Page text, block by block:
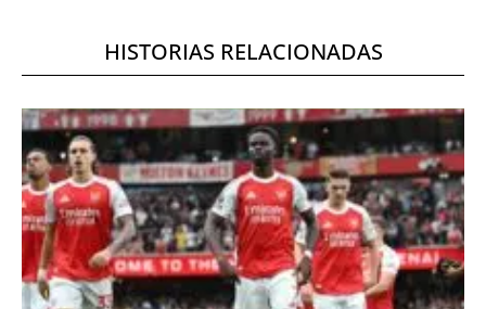
HISTORIAS RELACIONADAS